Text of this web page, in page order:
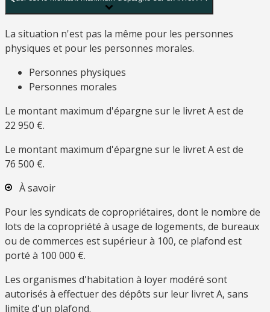
La situation n'est pas la même pour les personnes
physiques et pour les personnes morales.
Personnes physiques
Personnes morales
Le montant maximum d'épargne sur le livret A est de
22 950 €.
Le montant maximum d'épargne sur le livret A est de
76 500 €.
À savoir
Pour les syndicats de copropriétaires, dont le nombre de
lots de la copropriété à usage de logements, de bureaux
ou de commerces est supérieur à 100, ce plafond est
porté à 100 000 €.
Les organismes d'habitation à loyer modéré sont
autorisés à effectuer des dépôts sur leur livret A, sans
limite d'un plafond.